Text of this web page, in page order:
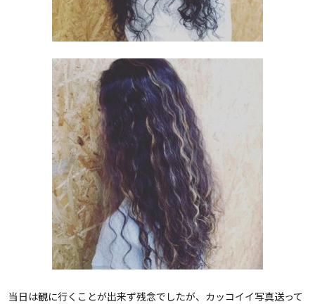
当日は観に行くことが出来ず残念でしたが、カッコイイ写真送って